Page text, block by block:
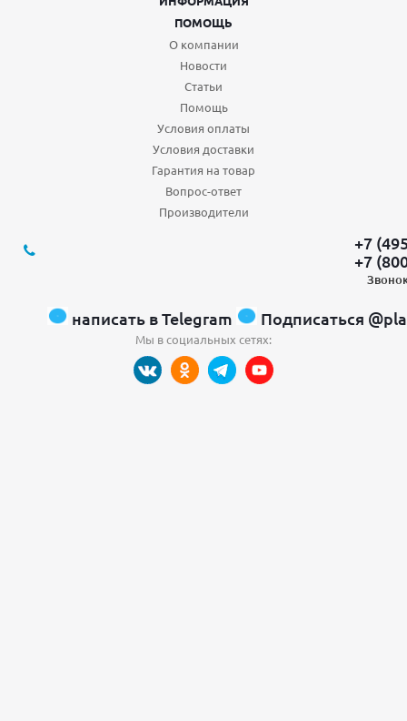
ПОМОЩЬ
О компании
Новости
Статьи
Помощь
Условия оплаты
Условия доставки
Гарантия на товар
Вопрос-ответ
Производители
+7
+7
написать в Telegram Подписаться
Мы в социальных сетях: